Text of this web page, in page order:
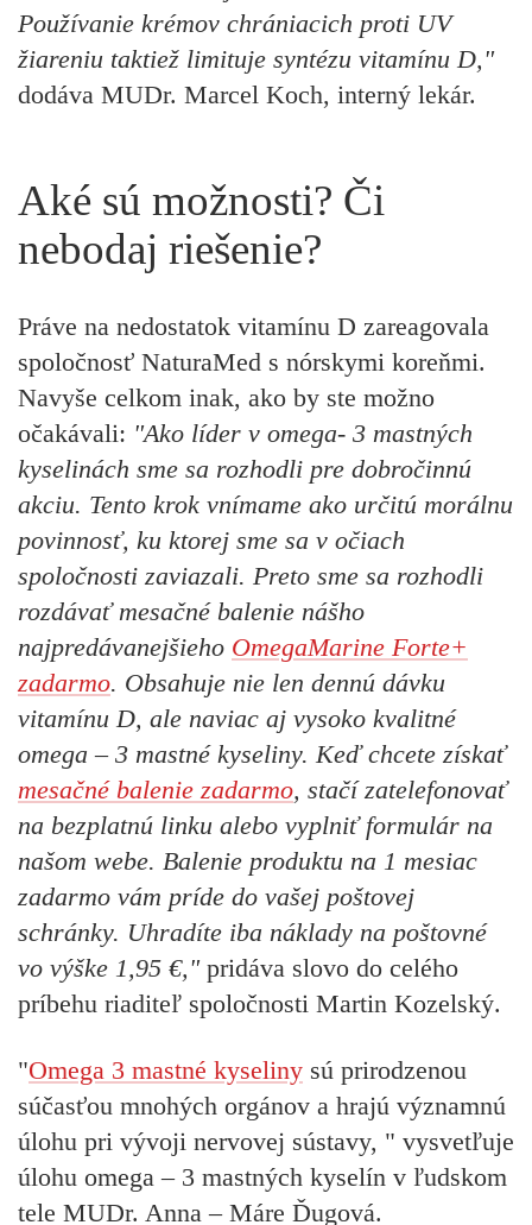
Používanie krémov chrániacich proti UV
žiareniu taktiež limituje syntézu vitamínu D,"
dodáva MUDr. Marcel Koch, interný lekár.
Aké sú možnosti? Či
nebodaj riešenie?
Práve na nedostatok vitamínu D zareagovala
spoločnosť NaturaMed s nórskymi koreňmi.
Navyše celkom inak, ako by ste možno
očakávali: "Ako líder v omega- 3 mastných
kyselinách sme sa rozhodli pre dobročinnú
akciu. Tento krok vnímame ako určitú morálnu
povinnosť, ku ktorej sme sa v očiach
spoločnosti zaviazali. Preto sme sa rozhodli
rozdávať mesačné balenie nášho
najpredávanejšieho OmegaMarine Forte+
zadarmo. Obsahuje nie len dennú dávku
vitamínu D, ale naviac aj vysoko kvalitné
omega – 3 mastné kyseliny. Keď chcete získať
mesačné balenie zadarmo, stačí zatelefonovať
na bezplatnú linku alebo vyplniť formulár na
našom webe. Balenie produktu na 1 mesiac
zadarmo vám príde do vašej poštovej
schránky. Uhradíte iba náklady na poštovné
vo výške 1,95 €," pridáva slovo do celého
príbehu riaditeľ spoločnosti Martin Kozelský.
"Omega 3 mastné kyseliny sú prirodzenou
súčasťou mnohých orgánov a hrajú významnú
úlohu pri vývoji nervovej sústavy, " vysvetľuje
úlohu omega – 3 mastných kyselín v ľudskom
tele MUDr. Anna – Máre Ďugová.